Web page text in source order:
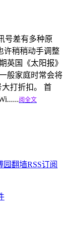
号差有多种原
许稍稍动手调整
英国《太阳报》
般家庭时常会将
打折扣。 首
阅全文